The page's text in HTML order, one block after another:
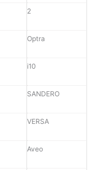
2
Optra
i10
SANDERO
VERSA
Aveo